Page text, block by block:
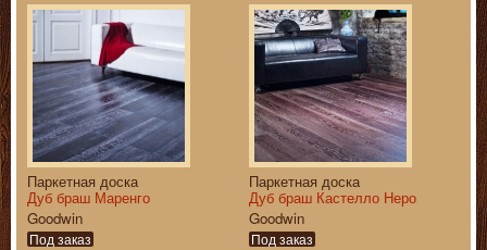
Паркетная доска
Дуб браш Маренго
Goodwin
Под заказ
Паркетная доска
Дуб браш Кастелло Неро
Goodwin
Под заказ